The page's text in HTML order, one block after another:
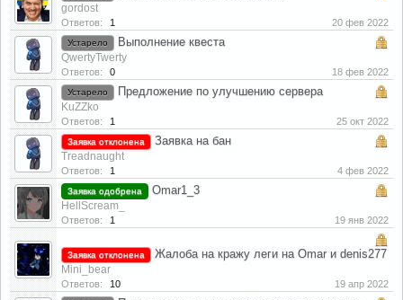
gordost
Ответов: 1 20 фев 2022
Устарело Выполнение квеста
QwertyTwerty
Ответов: 0 18 фев 2022
Устарело Предложение по улучшению сервера
KuZZko
Ответов: 1 25 окт 2022
Заявка отклонена Заявка на бан
Treadnaught
Ответов: 1 4 фев 2022
Заявка одобрена Omar1_3
HellScream_
Ответов: 1 19 янв 2022
Заявка отклонена Жалоба на кражу леги на Omar и denis277
Mini_bear
Ответов: 10 19 апр 2022